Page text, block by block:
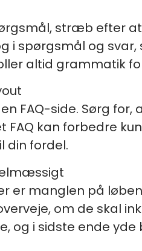
stræb efter
i spørgsmål og
altid grammatik
FAQ-side. Sørg
FAQ kan forbedre
din fordel.
er manglen på
om de skal
og i sidste ende